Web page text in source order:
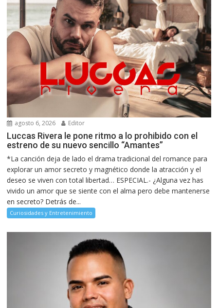
agosto 6, 2026 Editor
Luccas Rivera le pone ritmo a lo prohibido con el
estreno de su nuevo sencillo “Amantes”
*La canción deja de lado el drama tradicional del romance para
explorar un amor secreto y magnético donde la atracción y el
deseo se viven con total libertad… ESPECIAL.- ¿Alguna vez has
vivido un amor que se siente con el alma pero debe mantenerse
en secreto? Detrás de...
Curiosidades y Entretenimiento